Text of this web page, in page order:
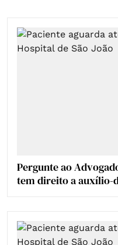
Pergunte ao
tem direito a auxílio-